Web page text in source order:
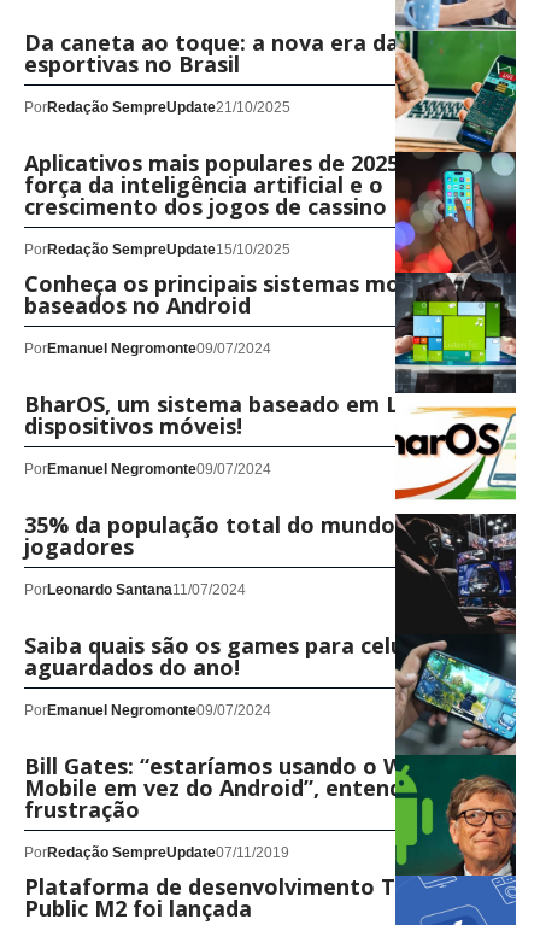
Da caneta ao toque: a nova era das apostas
esportivas no Brasil
PorRedação SempreUpdate21/10/2025
Aplicativos mais populares de 2025 mostram
força da inteligência artificial e o
crescimento dos jogos de cassino
PorRedação SempreUpdate15/10/2025
Conheça os principais sistemas mobile
baseados no Android
PorEmanuel Negromonte09/07/2024
BharOS, um sistema baseado em Linux, para
dispositivos móveis!
PorEmanuel Negromonte09/07/2024
35% da população total do mundo são
jogadores
PorLeonardo Santana11/07/2024
Saiba quais são os games para celular mais
aguardados do ano!
PorEmanuel Negromonte09/07/2024
Bill Gates: “estaríamos usando o Windows
Mobile em vez do Android”, entenda a
frustração
PorRedação SempreUpdate07/11/2019
Plataforma de desenvolvimento Tizen 5.5
Public M2 foi lançada